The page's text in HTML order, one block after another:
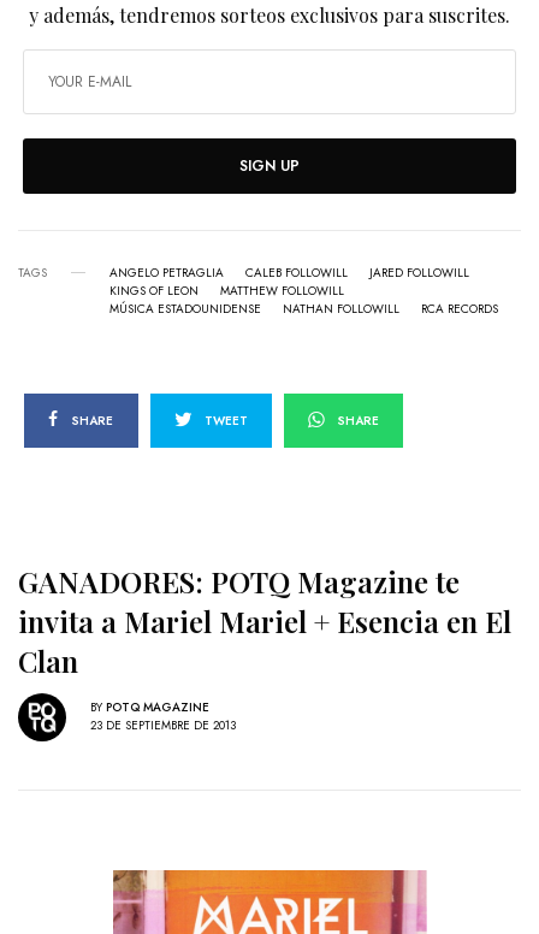
y además, tendremos sorteos exclusivos para suscrites.
SIGN UP
TAGS ANGELO PETRAGLIA CALEB FOLLOWILL
JARED FOLLOWILL
KINGS OF LEON
MATTHEW FOLLOWILL
MÚSICA ESTADOUNIDENSE
NATHAN FOLLOWILL RCA RECORDS
SHARE TWEET SHARE
GANADORES: POTQ Magazine te
invita a Mariel Mariel + Esencia en El
Clan
BY POTQ MAGAZINE
23 DE SEPTIEMBRE DE 2013